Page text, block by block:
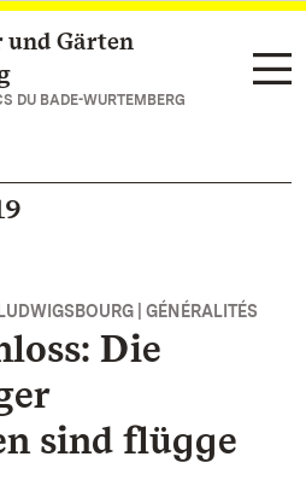
und Gärten
DU BADE-WURTEMBERG
| GÉNÉRALITÉS
Die
sind flügge